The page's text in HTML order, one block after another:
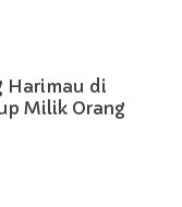
Harimau di
Milik Orang